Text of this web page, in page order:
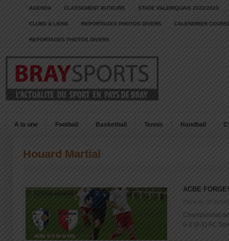
AGENDA CLASSEMENT BUTEURS STADE VALERIQUAIS 2022/2023
CLUBS & LIENS REPORTAGES PHOTOS DIVERS CALENDRIER
REPORTAGES PHOTOS DIVERS
A la une Football Basketball Tennis Handball
Houard Martial
ACBE
Posté le: 20
Championnat
0-2 (0-1) FC